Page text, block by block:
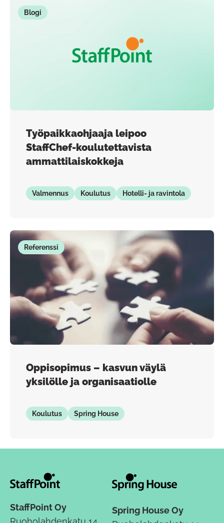
Blogi
Työpaikkaohjaaja leipoo
StaffChef-koulutettavista
ammattilaiskokkeja
Valmennus Koulutus Hotelli- ja ravintola
Referenssi
Oppisopimus – kasvun väylä
yksilölle ja organisaatiolle
Koulutus Spring House
StaffPoint Oy
Spring House Oy